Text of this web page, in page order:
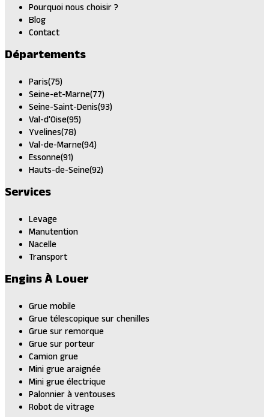
Pourquoi nous choisir ?
Blog
Contact
Départements
Paris(75)
Seine-et-Marne(77)
Seine-Saint-Denis(93)
Val-d'Oise(95)
Yvelines(78)
Val-de-Marne(94)
Essonne(91)
Hauts-de-Seine(92)
Services
Levage
Manutention
Nacelle
Transport
Engins À Louer
Grue mobile
Grue télescopique sur chenilles
Grue sur remorque
Grue sur porteur
Camion grue
Mini grue araignée
Mini grue électrique
Palonnier à ventouses
Robot de vitrage